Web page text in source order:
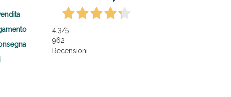
4,3/5
962
Recensioni